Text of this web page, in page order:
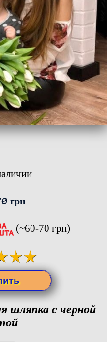
грн
(~60-70 грн)
шляпка с черной